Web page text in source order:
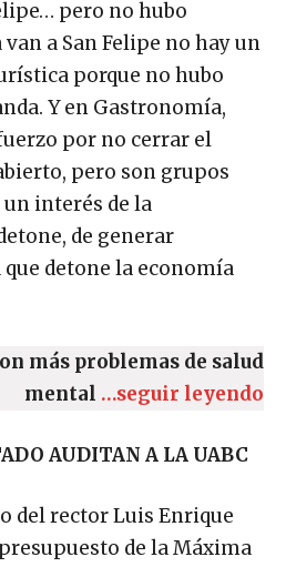
pero no hubo
a San Felipe no hay un
porque no hubo
Y en Gastronomía,
por no cerrar el
pero son grupos
interés de la
de generar
detone la economía
más problemas de salud
mental …seguir leyendo
AUDITAN A LA UABC
del rector Luis Enrique
de la Máxima